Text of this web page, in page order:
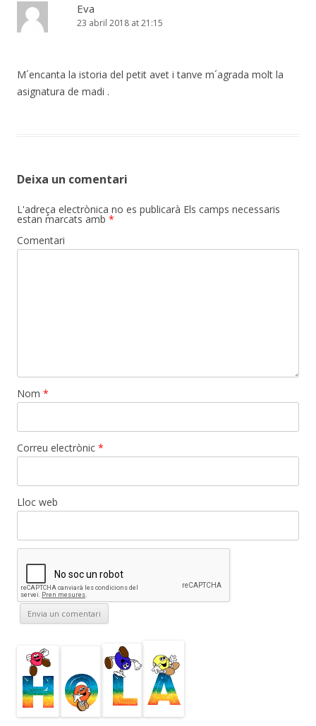
Eva
23 abril 2018 at 21:15
M´encanta la istoria del petit avet i tanve m´agrada molt la
asignatura de madi .
Deixa un comentari
L'adreça electrònica no es publicarà Els camps necessaris
estan marcats amb *
Comentari
Nom *
Correu electrònic *
Lloc web